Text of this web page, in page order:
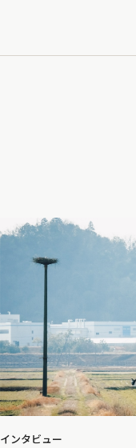
インタビュー